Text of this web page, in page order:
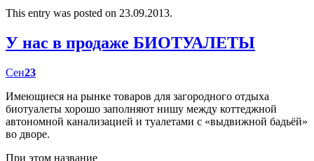
This entry was posted on 23.09.2013.
У нас в продаже БИОТУАЛЕТЫ
Сен23
Имеющиеся на рынке товаров для загородного отдыха
биотуалеты хорошо заполняют нишу между коттеджной
автономной канализацией и туалетами с «выдвижной бадьёй»
во дворе.
При этом название